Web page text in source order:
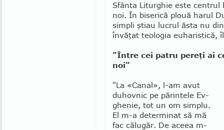
Sfânta Liturghie este
noi. În biserică plouă harul
simpli ştiau lucrul ăsta nu
învăţat teologia euharistică,
"Între cei patru pereţi ai
noi"
"La «Canal», l-am avut
duhovnic pe părintele Ev­
ghe­nie, tot un om simplu.
El m-a determinat să mă
fac călugăr. De aceea m-